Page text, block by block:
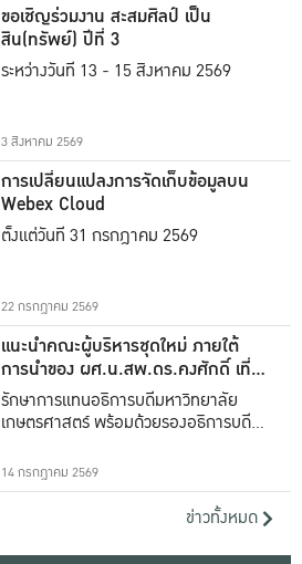
ขอเชิญร่วมงาน สะสมศิลป์ เป็น
สิน(ทรัพย์) ปีที่ 3
ระหว่างวันที่ 13 - 15 สิงหาคม 2569
3 สิงหาคม 2569
การเปลี่ยนแปลงการจัดเก็บข้อมูลบน
Webex Cloud
ตั้งแต่วันที่ 31 กรกฎาคม 2569
22 กรกฎาคม 2569
แนะนำคณะผู้บริหารชุดใหม่ ภายใต้
การนำของ ผศ.น.สพ.ดร.คงศักดิ์ เที่ยง
ธรรม
รักษาการแทนอธิการบดีมหาวิทยาลัย
เกษตรศาสตร์ พร้อมด้วยรองอธิการบดีทั้ง
14 กรกฎาคม 2569
ข่าวทั้งหมด